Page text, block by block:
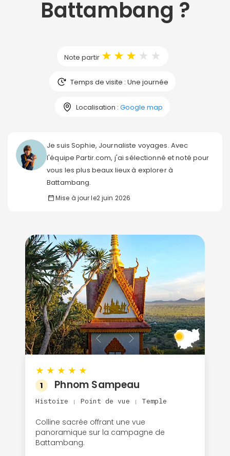
Battambang ?
Note partir ★ ★ ★ ★ ★
Temps de visite : Une journée
Localisation : Google map
Je suis Sophie, Journaliste voyages. Avec
l'équipe Partir.com, j'ai sélectionné et noté pour
vous les plus beaux lieux à explorer à
Battambang.
Mise à jour le2 juin 2026
★ ★ ★ ★ ★
1 Phnom Sampeau
Histoire | Point de vue | Temple
Colline sacrée offrant une vue
panoramique sur la campagne de
Battambang.